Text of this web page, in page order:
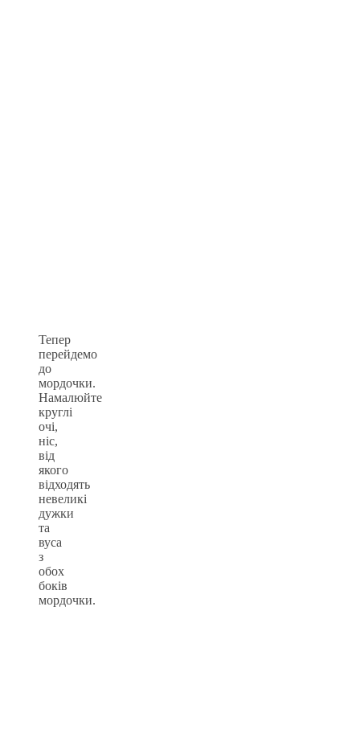
Тепер
перейдемо
до
мордочки.
Намалюйте
круглі
очі,
ніс,
від
якого
відходять
невеликі
дужки
та
вуса
з
обох
боків
мордочки.